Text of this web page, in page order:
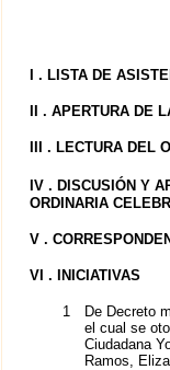
I . LISTA DE
II . APERTURA DE
III . LECTURA DEL
IV . DISCUSIÓN Y
ORDINARIA
V .
VI . INICIATIVAS
1
De Decreto
el cual se
Ciudadana
Ramos,